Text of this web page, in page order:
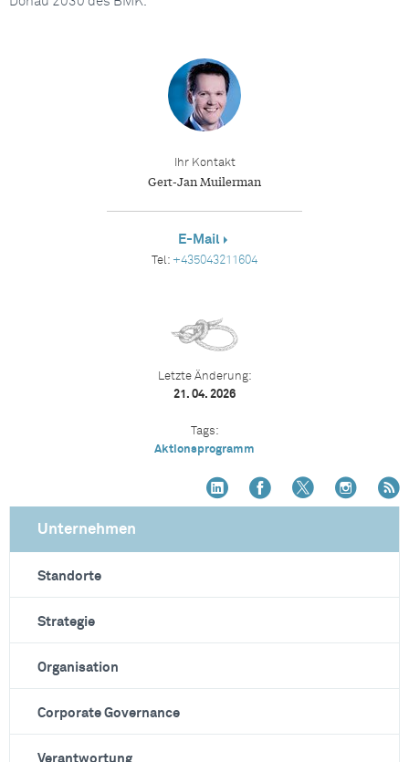
Ihr Kontakt
Gert-Jan Muilerman
E-Mail
Tel: +435043211604
Letzte Änderung:
21. 04. 2026
Tags:
Aktionsprogramm
Unternehmen
Standorte
Strategie
Organisation
Corporate Governance
Verantwortung